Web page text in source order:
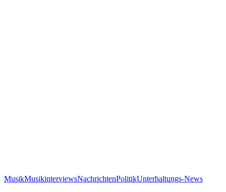
MusikMusikinterviewsNachrichtenPolitikUnterhaltungs-News